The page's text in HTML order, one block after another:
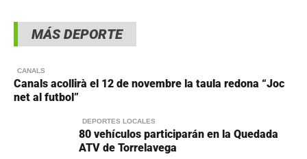
MÁS DEPORTE
CANALS
Canals acollirà el 12 de novembre la taula redona “Joc
net al futbol”
DEPORTES LOCALES
80 vehículos participarán en la Quedada
ATV de Torrelavega